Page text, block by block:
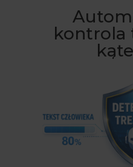
kontrola